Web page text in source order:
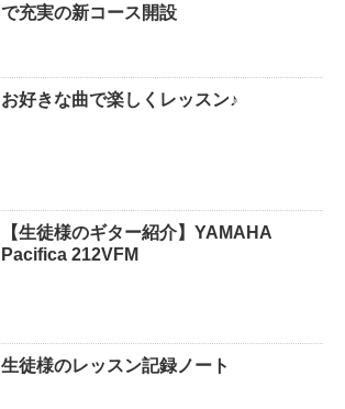
で充実の新コース開設
お好きな曲で楽しくレッスン♪
【生徒様のギター紹介】YAMAHA
Pacifica 212VFM
生徒様のレッスン記録ノート